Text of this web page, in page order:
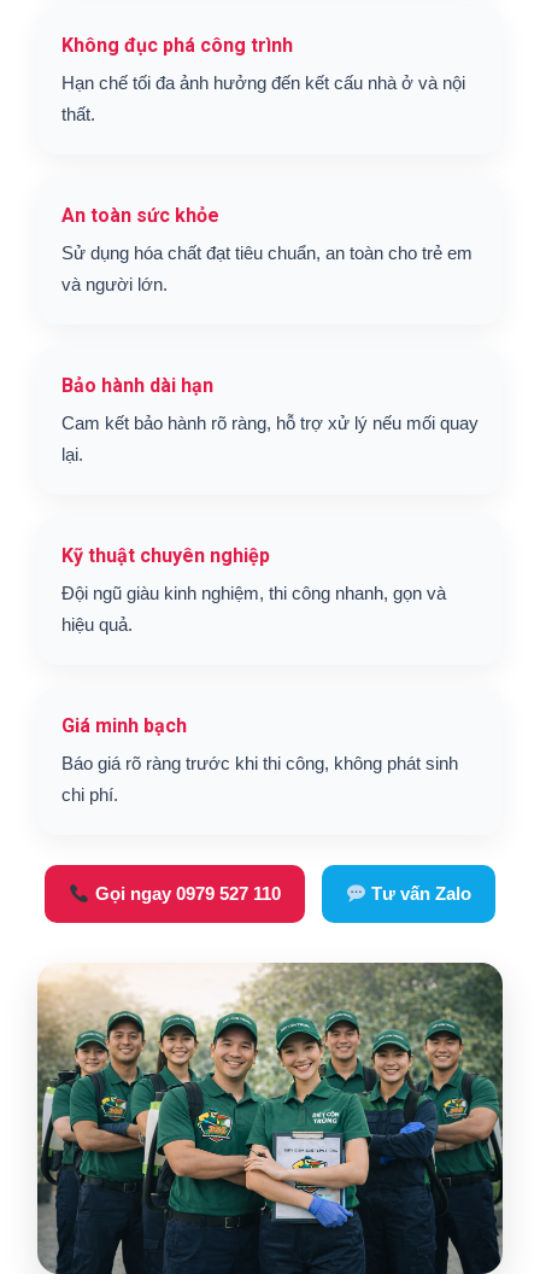
Không đục phá công trình
Hạn chế tối đa ảnh hưởng đến kết cấu nhà ở và nội
thất.
An toàn sức khỏe
Sử dụng hóa chất đạt tiêu chuẩn, an toàn cho trẻ em
và người lớn.
Bảo hành dài hạn
Cam kết bảo hành rõ ràng, hỗ trợ xử lý nếu mối quay
lại.
Kỹ thuật chuyên nghiệp
Đội ngũ giàu kinh nghiệm, thi công nhanh, gọn và
hiệu quả.
Giá minh bạch
Báo giá rõ ràng trước khi thi công, không phát sinh
chi phí.
Gọi ngay 0979 527 110 Tư vấn Zalo